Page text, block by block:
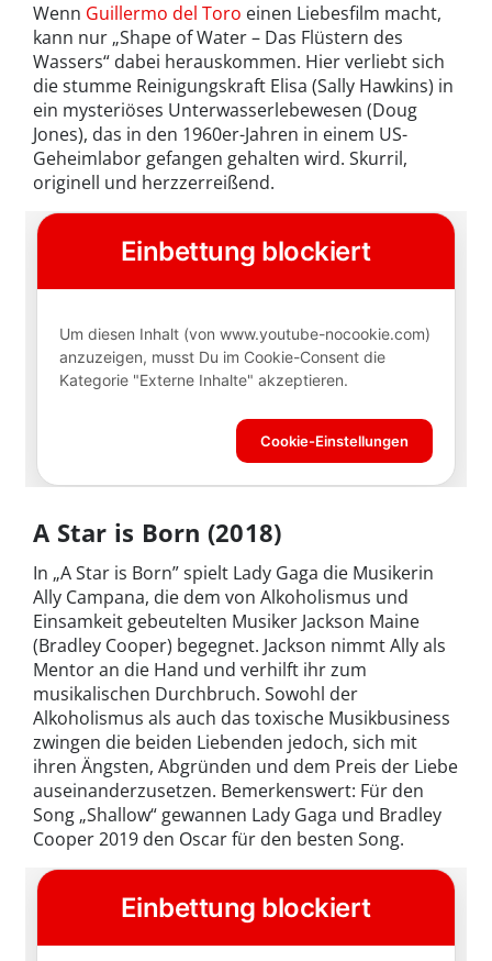
Wenn Guillermo del Toro einen Liebesfilm macht,
kann nur „Shape of Water – Das Flüstern des
Wassers“ dabei herauskommen. Hier verliebt sich
die stumme Reinigungskraft Elisa (Sally Hawkins) in
ein mysteriöses Unterwasserlebewesen (Doug
Jones), das in den 1960er-Jahren in einem US-
Geheimlabor gefangen gehalten wird. Skurril,
originell und herzzerreißend.
A Star is Born (2018)
In „A Star is Born” spielt Lady Gaga die Musikerin
Ally Campana, die dem von Alkoholismus und
Einsamkeit gebeutelten Musiker Jackson Maine
(Bradley Cooper) begegnet. Jackson nimmt Ally als
Mentor an die Hand und verhilft ihr zum
musikalischen Durchbruch. Sowohl der
Alkoholismus als auch das toxische Musikbusiness
zwingen die beiden Liebenden jedoch, sich mit
ihren Ängsten, Abgründen und dem Preis der Liebe
auseinanderzusetzen. Bemerkenswert: Für den
Song „Shallow“ gewannen Lady Gaga und Bradley
Cooper 2019 den Oscar für den besten Song.